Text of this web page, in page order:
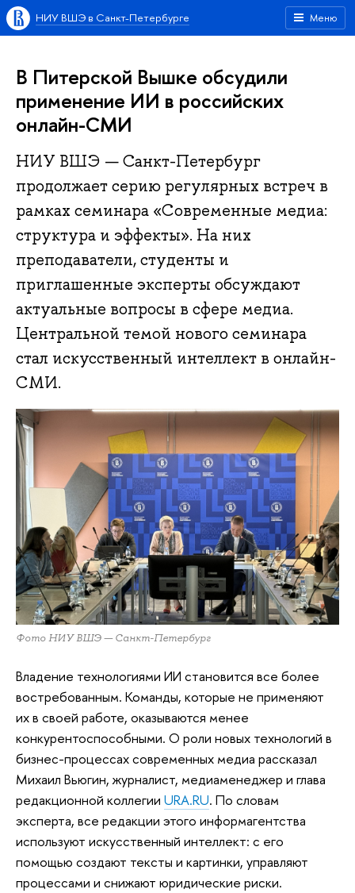
Меню
НИУ ВШЭ в Санкт-Петербурге
В Питерской Вышке обсудили
применение ИИ в российских
онлайн-СМИ
НИУ ВШЭ — Санкт-Петербург
продолжает серию регулярных встреч в
рамках семинара «Современные медиа:
структура и эффекты». На них
преподаватели, студенты и
приглашенные эксперты обсуждают
актуальные вопросы в сфере медиа.
Центральной темой нового семинара
стал искусственный интеллект в онлайн-
СМИ.
Фото НИУ ВШЭ — Санкт-Петербург
Владение технологиями ИИ становится все более
востребованным. Команды, которые не применяют
их в своей работе, оказываются менее
конкурентоспособными. О роли новых технологий в
бизнес-процессах современных медиа рассказал
Михаил Вьюгин, журналист, медиаменеджер и глава
редакционной коллегии URA.RU. По словам
эксперта, все редакции этого информагентства
используют искусственный интеллект: с его
помощью создают тексты и картинки, управляют
процессами и снижают юридические риски.